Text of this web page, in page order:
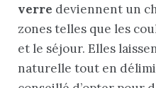
verre deviennent un
zones telles que les
et le séjour. Elles
naturelle tout en